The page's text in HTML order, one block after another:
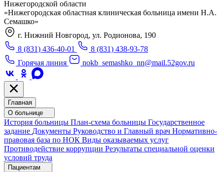
Нижегородской области
«Нижегородская областная клиническая больница имени Н.А.
Семашко»
г. Нижний Новгород, ул. Родионова, 190
8 (831) 436-40-01
8 (831) 438-93-78
Горячая линия
nokb_semashko_nn@mail.52gov.ru
Главная
О больнице
История больницы План-схема больницы Государственное
задание Документы Руководство и Главный врач Нормативно-
правовая база по НОК Виды оказываемых услуг
Противодействие коррупции Результаты специальной оценки
условий труда
Пациентам